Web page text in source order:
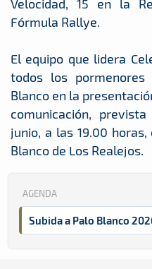
Velocidad, 15 en la
Fórmula Rallye.
El equipo que lidera
todos los
Blanco en la
comunicación,
junio, a las 19.00
Blanco de Los Realejos.
AGENDA
Subida a Palo Blanco